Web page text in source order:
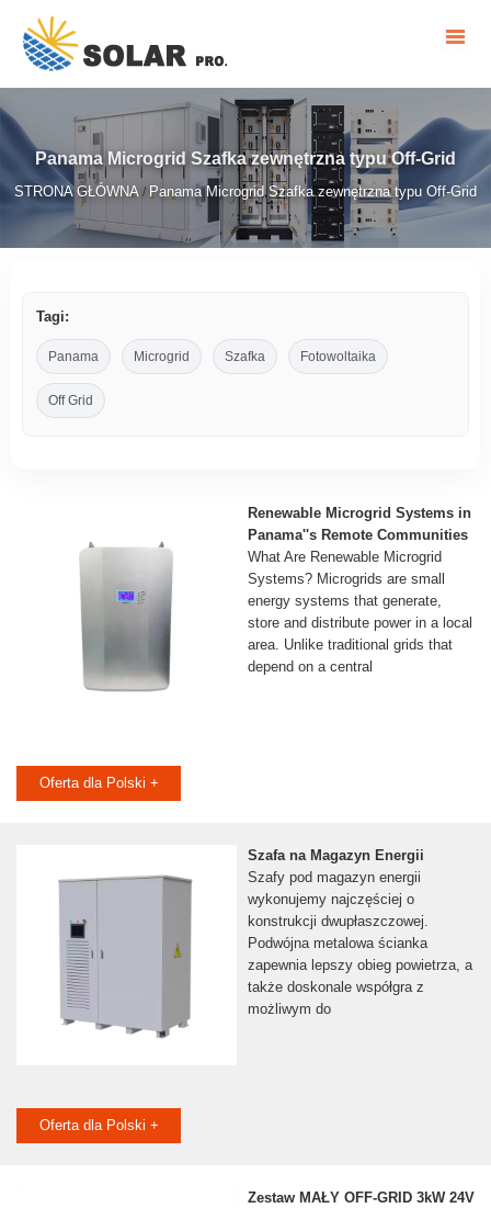
Panama Microgrid Szafka zewnętrzna typu Off-Grid
STRONA GŁÓWNA / Panama Microgrid Szafka zewnętrzna typu Off-Grid
Tagi:
Panama Microgrid Szafka Fotowoltaika
Off Grid
Renewable Microgrid Systems in
Panama''s Remote Communities
What Are Renewable Microgrid
Systems? Microgrids are small
energy systems that generate,
store and distribute power in a local
area. Unlike traditional grids that
depend on a central
Oferta dla Polski +
Szafa na Magazyn Energii
Szafy pod magazyn energii
wykonujemy najczęściej o
konstrukcji dwupłaszczowej.
Podwójna metalowa ścianka
zapewnia lepszy obieg powietrza, a
także doskonale współgra z
możliwym do
Oferta dla Polski +
Zestaw MAŁY OFF-GRID 3kW 24V